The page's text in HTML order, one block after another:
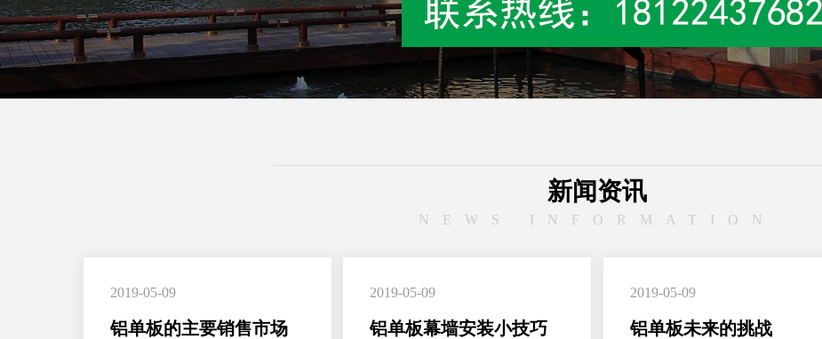
新闻资讯
NEWS INFORMATION
2019-05-09
铝单板的主要销售市场
2019-05-09
铝单板幕墙安装小技巧
2019-05-09
铝单板未来的挑战